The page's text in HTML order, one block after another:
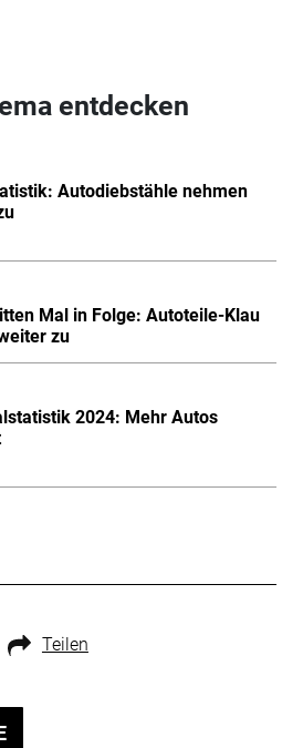
entdecken
Autodiebstähle nehmen
Mal in Folge: Autoteile-Klau
zu
2024: Mehr Autos
Teilen